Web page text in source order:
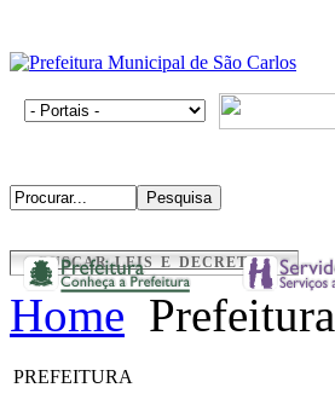
BUSCAR LEIS E DECRETOS
Home Prefeitura
PREFEITURA